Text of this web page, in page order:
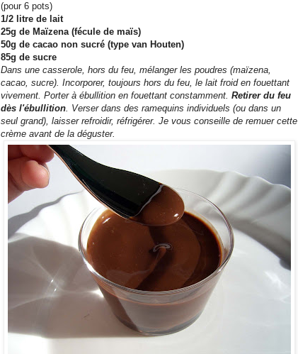
(pour 6 pots)
1/2 litre de lait
25g de Maïzena (fécule de maïs)
50g de cacao non sucré (type van Houten)
85g de sucre
Dans une casserole, hors du feu, mélanger les poudres (maïzena,
cacao, sucre). Incorporer, toujours hors du feu, le lait froid en fouettant
vivement. Porter à ébullition en fouettant constamment. Retirer du feu
dès l'ébullition. Verser dans des ramequins individuels (ou dans un
seul grand), laisser refroidir, réfrigérer. Je vous conseille de remuer cette
crème avant de la déguster.